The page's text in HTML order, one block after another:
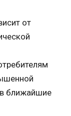
от
ближайшие